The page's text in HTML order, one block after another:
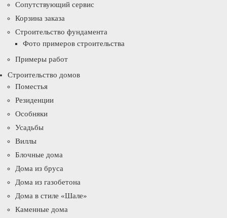
Сопутствующий сервис
Корзина заказа
Строительство фундамента
Фото примеров строительства
Примеры работ
Строительство домов
Поместья
Резиденции
Особняки
Усадьбы
Виллы
Блочные дома
Дома из бруса
Дома из газобетона
Дома в стиле «Шале»
Каменные дома